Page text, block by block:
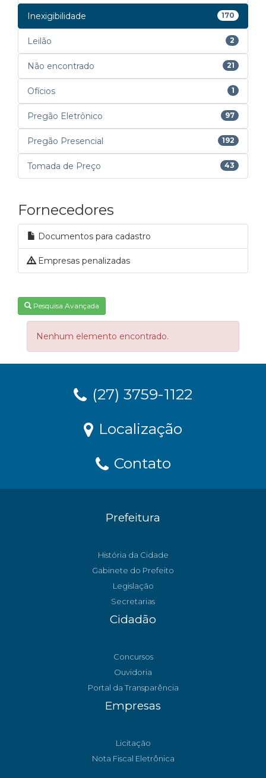
Inexigibilidade 170
Leilão 2
Não encontrado 21
Ofícios 1
Pregão Eletrônico 97
Pregão Presencial 192
Tomada de Preço 43
Fornecedores
Documentos para cadastro
Empresas penalizadas
Pesquisa Avançada
Nenhum elemento encontrado.
(27) 3759-1122
Localização
Contato
Prefeitura
História da Cidade
Gabinete do Prefeito
Legislação
Secretarias
Cidadão
Concursos
Ouvidoria
Portal da Transparência
Empresas
Licitação
Nota Fiscal Eletrônica